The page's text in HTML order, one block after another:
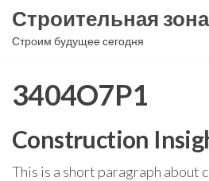
Перейти
Строительная зона
Строим будущее сегодня
3404O7P1
Construction
This is a short paragraph about